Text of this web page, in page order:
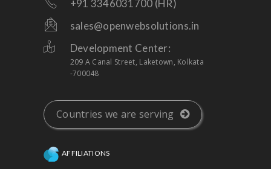
+91 3346031700 (HR)
sales@openwebsolutions.in
Development Center:
209 A Canal Street, Laketown, Kolkata
-700048
Countries we are serving
AFFILIATIONS